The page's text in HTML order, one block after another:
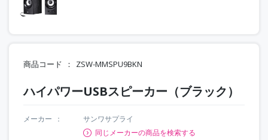
商品コード ZSW-MMSPU9BKN
ハイパワーUSBスピーカー（ブラック）
メーカー
サンワサプライ
同じメーカーの商品を検索する